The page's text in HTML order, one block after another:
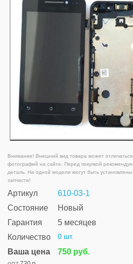
Внимание! Внешний вид товара может отличаться
фотографий на сайте. Перед покупкой
деталь. На одной модели могут быть
запчасти!
Артикул
610-03-1
Состояние
Новый
Гарантия
5 месяцев
Количество
0 шт.
Ваша цена 750 руб.